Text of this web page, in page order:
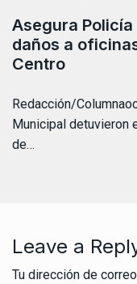
Asegura
daños a
Centro
Redacción/
Municipal detuvieron
de…
Leave a
Tu dirección de